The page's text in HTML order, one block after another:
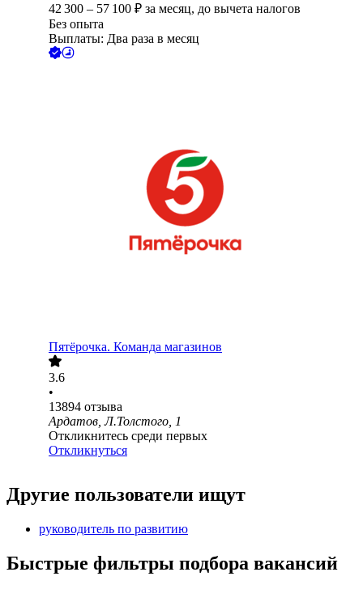
42 300 – 57 100 ₽ за месяц, до вычета налогов
Без опыта
Выплаты: Два раза в месяц
Пятёрочка. Команда магазинов
3.6
•
13894 отзыва
Ардатов, Л.Толстого, 1
Откликнитесь среди первых
Откликнуться
Другие пользователи ищут
руководитель по развитию
Быстрые фильтры подбора вакансий